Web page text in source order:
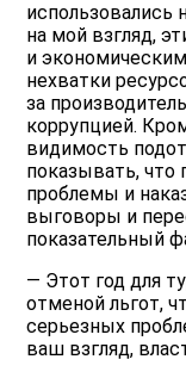
на мой взгляд,
и
нехватки
за
коррупцией.
видимость
показывать, что
проблемы и
выговоры и
показательный
— Этот год для
отменой льгот,
серьезных
ваш взгляд,